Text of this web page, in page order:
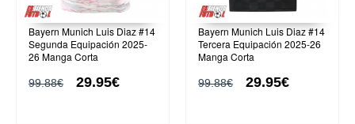
Bayern Munich Luis Diaz #14
Segunda Equipación 2025-
26 Manga Corta
99.88€ 29.95€
Bayern Munich Luis Diaz #14
Tercera Equipación 2025-26
Manga Corta
99.88€ 29.95€